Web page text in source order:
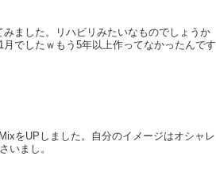
ました。リハビリみたいなものでしょうか
でしたｗもう5年以上作ってなかったんです
をUPしました。自分のイメージはオシャレ
いまし。